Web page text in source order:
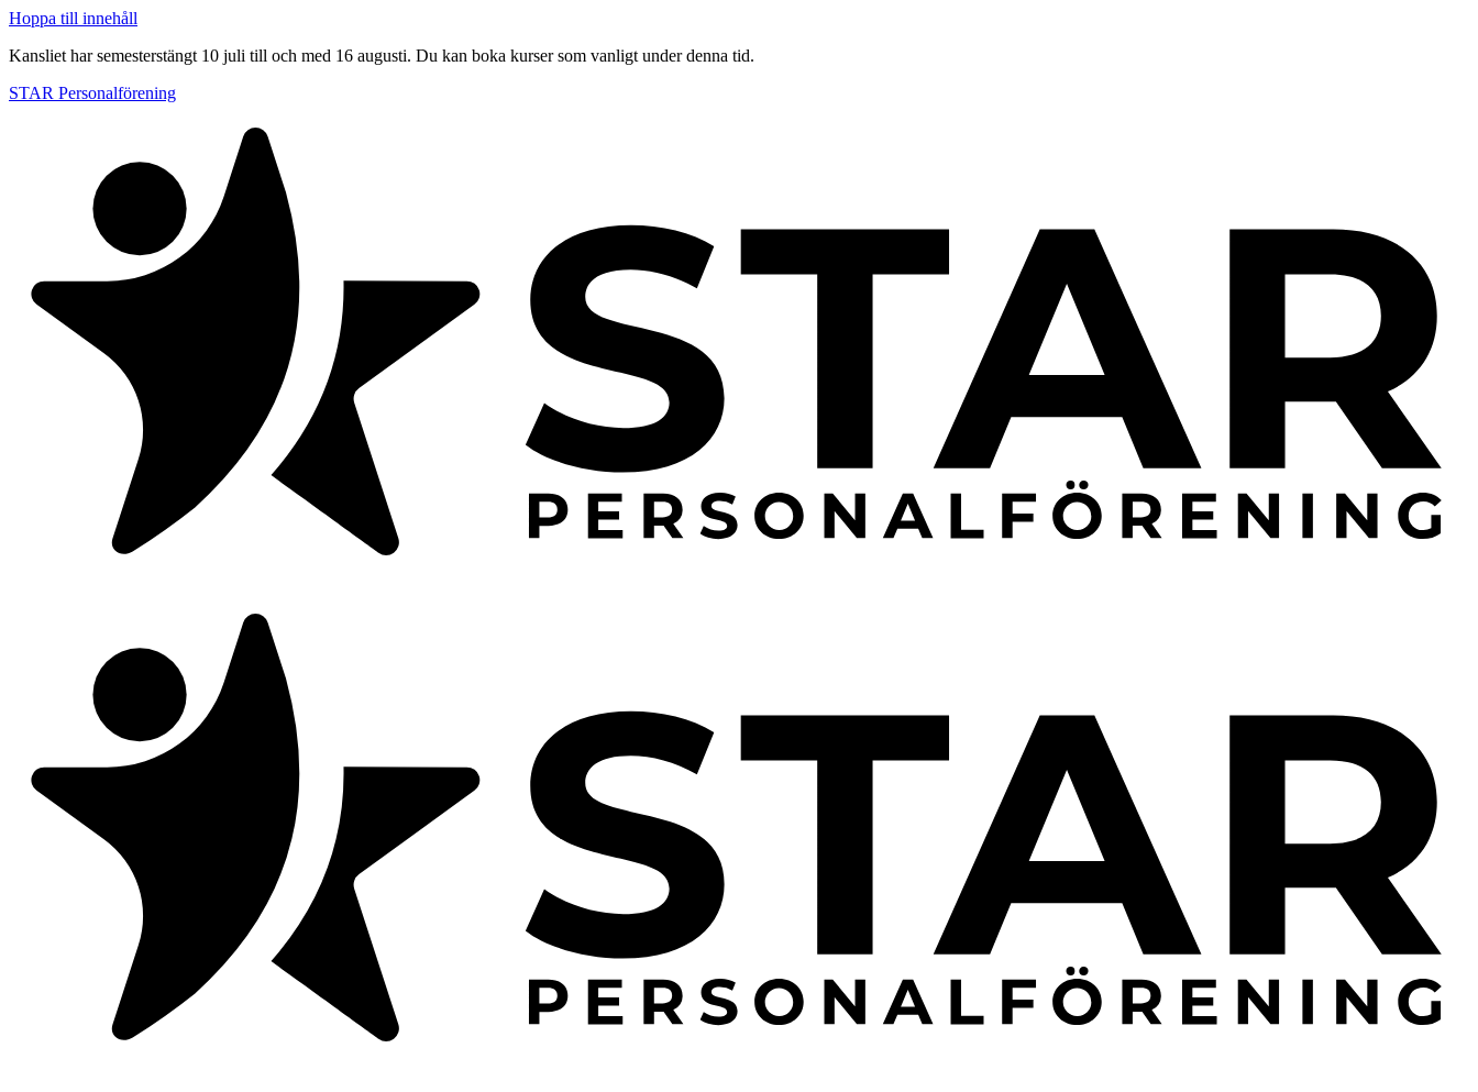
Hoppa till innehåll
Kansliet har semesterstängt 10 juli till och med 16 augusti. Du kan boka kurser som vanligt under denna tid.
STAR Personalförening